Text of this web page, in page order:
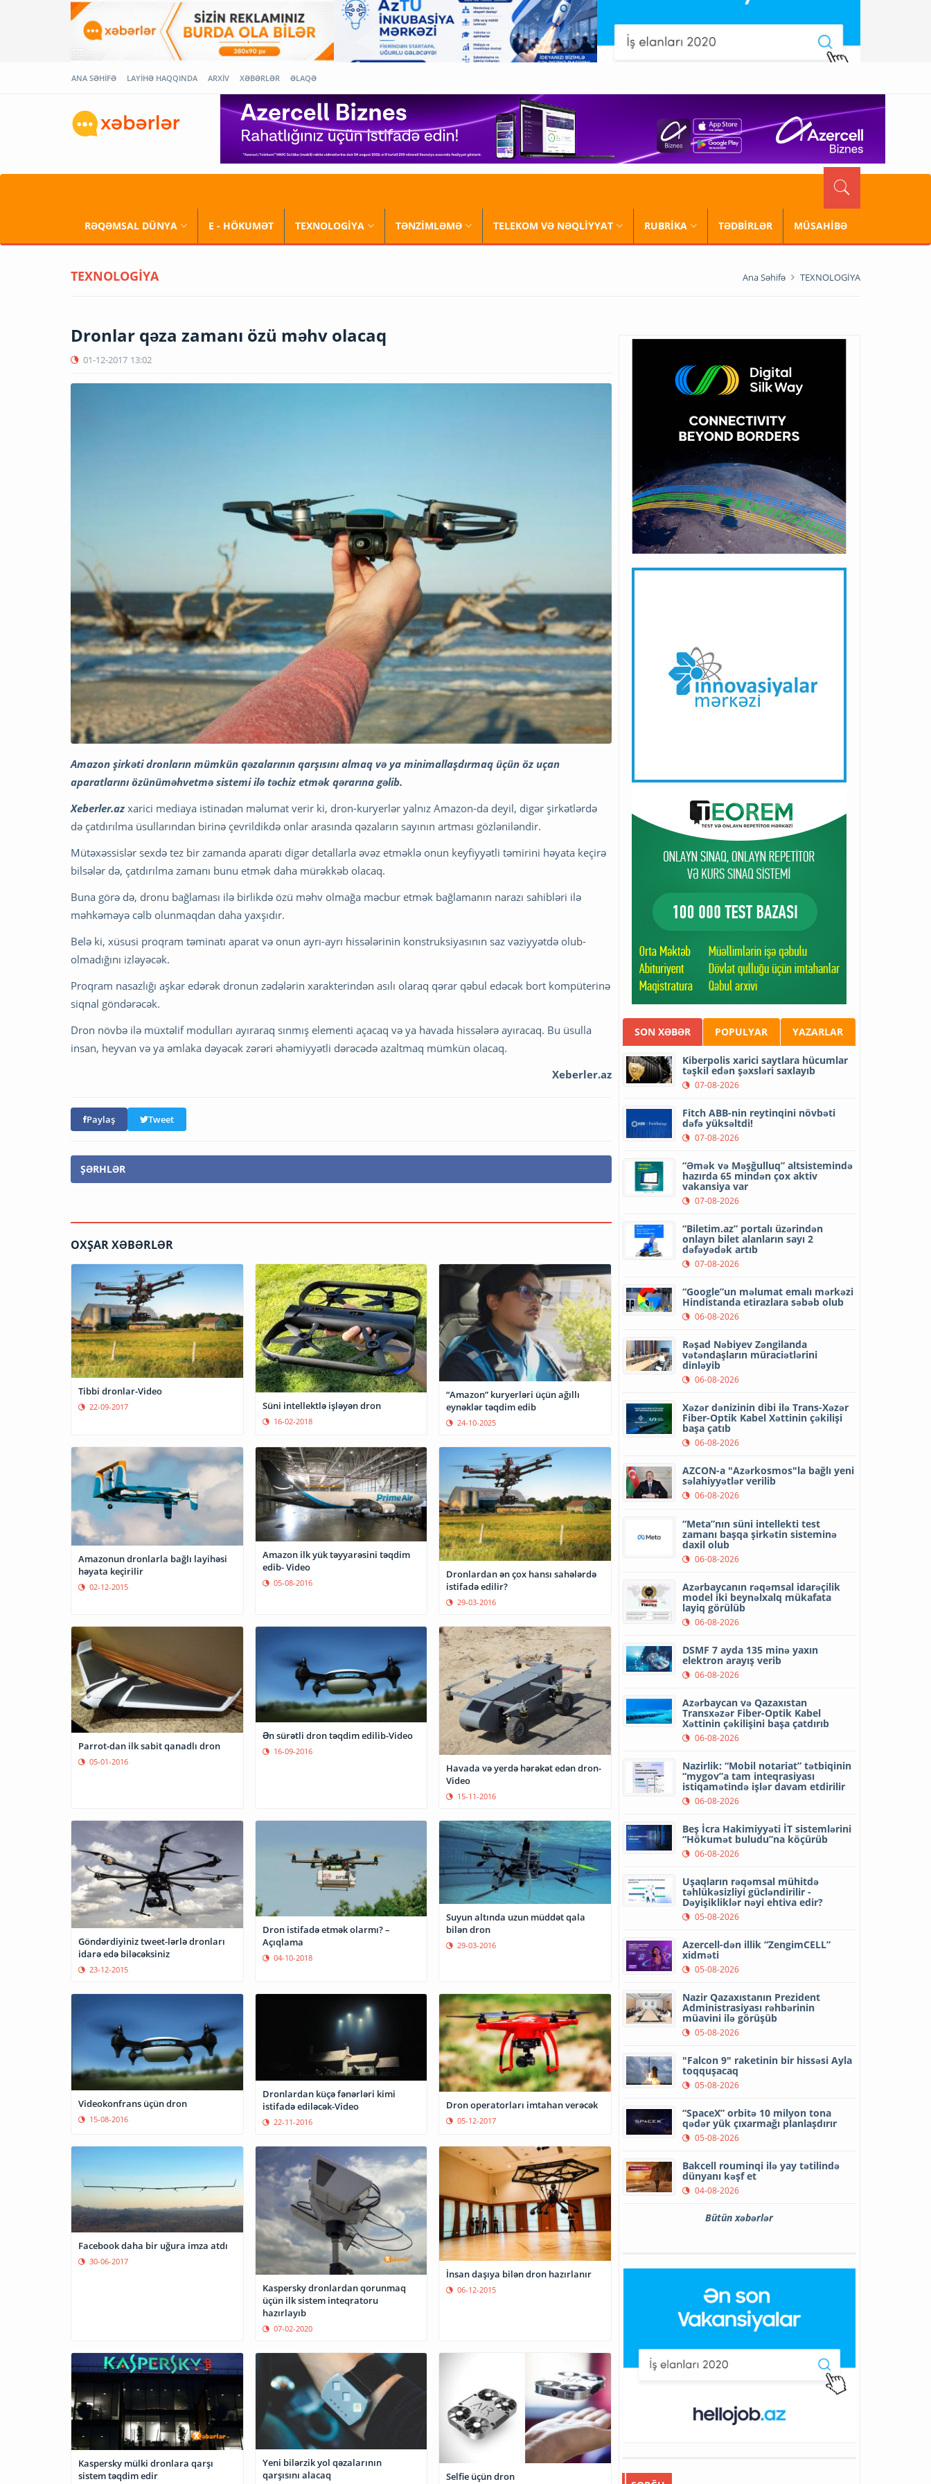
ANA SƏHİFƏ LAYİHƏ HAQQINDA ARXİV XƏBƏRLƏR ƏLAQƏ
RƏQƏMSAL DÜNYA E - HÖKUMƏT TEXNOLOGİYA TƏNZİMLƏMƏ TELEKOM VƏ NƏQLİYYAT RUBRİKA TƏDBİRLƏR MÜSAHİBƏ
TEXNOLOGİYA Ana Səhifə TEXNOLOGİYA
Dronlar qəza zamanı özü məhv olacaq
01-12-2017 13:02
Amazon şirkəti dronların mümkün qəzalarının qarşısını almaq və ya minimallaşdırmaq üçün öz uçan
aparatlarını özünüməhvetmə sistemi ilə təchiz etmək qərarına gəlib.
Xeberler.az xarici mediaya istinadən məlumat verir ki, dron-kuryerlər yalnız Amazon-da deyil, digər şirkətlərdə
də çatdırılma üsullarından birinə çevrildikdə onlar arasında qəzaların sayının artması gözləniləndir.
Mütəxəssislər sexdə tez bir zamanda aparatı digər detallarla əvəz etməklə onun keyfiyyətli təmirini həyata keçirə
bilsələr də, çatdırılma zamanı bunu etmək daha mürəkkəb olacaq.
Buna görə də, dronu bağlaması ilə birlikdə özü məhv olmağa məcbur etmək bağlamanın narazı sahibləri ilə
məhkəməyə cəlb olunmaqdan daha yaxşıdır.
Belə ki, xüsusi proqram təminatı aparat və onun ayrı-ayrı hissələrinin konstruksiyasının saz vəziyyətdə olub-
olmadığını izləyəcək.
Proqram nasazlığı aşkar edərək dronun zədələrin xarakterindən asılı olaraq qərar qəbul edəcək bort kompüterinə
siqnal göndərəcək.
Dron növbə ilə müxtəlif modulları ayıraraq sınmış elementi açacaq və ya havada hissələrə ayıracaq. Bu üsulla
insan, heyvan və ya əmlaka dəyəcək zərəri əhəmiyyətli dərəcədə azaltmaq mümkün olacaq.
Xeberler.az
Paylaş Tweet
ŞƏRHLƏR
OXŞAR XƏBƏRLƏR
Tibbi dronlar-Video
22-09-2017 Süni intellektlə işləyən dron
16-02-2018
“Amazon” kuryerləri üçün ağıllı
eynəklər təqdim edib
24-10-2025
Amazonun dronlarla bağlı layihəsi
həyata keçirilir
02-12-2015
Amazon ilk yük təyyarəsini təqdim
edib- Video
05-08-2016
Dronlardan ən çox hansı sahələrdə
istifadə edilir?
29-03-2016
Parrot-dan ilk sabit qanadlı dron
05-01-2016
Ən sürətli dron təqdim edilib-Video
16-09-2016
Havada və yerdə hərəkət edən dron-
Video
15-11-2016
Göndərdiyiniz tweet-lərlə dronları
idarə edə biləcəksiniz
23-12-2015
Dron istifadə etmək olarmı? –
Açıqlama
04-10-2018
Suyun altında uzun müddət qala
bilən dron
29-03-2016
Videokonfrans üçün dron
15-08-2016
Dronlardan küçə fənərləri kimi
istifadə ediləcək-Video
22-11-2016
Dron operatorları imtahan verəcək
05-12-2017
Facebook daha bir uğura imza atdı
30-06-2017
Kaspersky dronlardan qorunmaq
üçün ilk sistem inteqratoru
hazırlayıb
07-02-2020
İnsan daşıya bilən dron hazırlanır
06-12-2015
Kaspersky mülki dronlara qarşı
sistem təqdim edir
Yeni bilərzik yol qəzalarının
qarşısını alacaq
Selfie üçün dron
SON XƏBƏR POPULYAR YAZARLAR
Kiberpolis xarici saytlara hücumlar
təşkil edən şəxsləri saxlayıb
07-08-2026
Fitch ABB-nin reytinqini növbəti
dəfə yüksəltdi!
07-08-2026
“Əmək və Məşğulluq” altsistemində
hazırda 65 mindən çox aktiv
vakansiya var
07-08-2026
“Biletim.az” portalı üzərindən
onlayn bilet alanların sayı 2
dəfəyədək artıb
07-08-2026
“Google”un məlumat emalı mərkəzi
Hindistanda etirazlara səbəb olub
06-08-2026
Rəşad Nəbiyev Zəngilanda
vətəndaşların müraciətlərini
dinləyib
06-08-2026
Xəzər dənizinin dibi ilə Trans-Xəzər
Fiber-Optik Kabel Xəttinin çəkilişi
başa çatıb
06-08-2026
AZCON-a "Azərkosmos"la bağlı yeni
səlahiyyətlər verilib
06-08-2026
“Meta”nın süni intellekti test
zamanı başqa şirkətin sisteminə
daxil olub
06-08-2026
Azərbaycanın rəqəmsal idarəçilik
model iki beynəlxalq mükafata
layiq görülüb
06-08-2026
DSMF 7 ayda 135 minə yaxın
elektron arayış verib
06-08-2026
Azərbaycan və Qazaxıstan
Transxəzər Fiber-Optik Kabel
Xəttinin çəkilişini başa çatdırıb
06-08-2026
Nazirlik: “Mobil notariat” tətbiqinin
“mygov”a tam inteqrasiyası
istiqamətində işlər davam etdirilir
06-08-2026
Beş İcra Hakimiyyəti İT sistemlərini
“Hökumət buludu”na köçürüb
06-08-2026
Uşaqların rəqəmsal mühitdə
təhlükəsizliyi gücləndirilir -
Dəyişikliklər nəyi ehtiva edir?
05-08-2026
Azercell-dən illik “ZengimCELL”
xidməti
05-08-2026
Nazir Qazaxıstanın Prezident
Administrasiyası rəhbərinin
müavini ilə görüşüb
05-08-2026
"Falcon 9" raketinin bir hissəsi Ayla
toqquşacaq
05-08-2026
“SpaceX” orbitə 10 milyon tona
qədər yük çıxarmağı planlaşdırır
05-08-2026
Bakcell rouminqi ilə yay tətilində
dünyanı kəşf et
04-08-2026
Bütün xəbərlər